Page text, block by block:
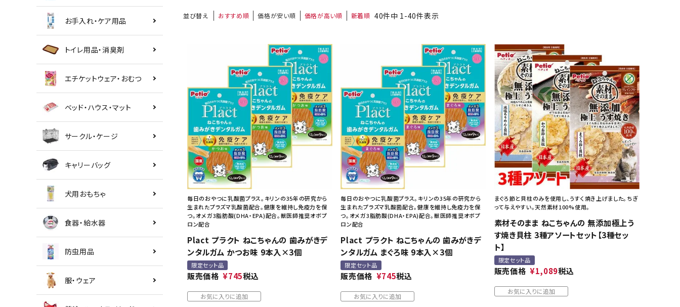
お手入れ・ケア用品
トイレ用品・消臭剤
エチケットウェア・おむつ
ベッド・ハウス・マット
サークル・ケージ
キャリーバッグ
犬用おもちゃ
食器・給水器
防虫用品
服・ウェア
並び替え おすすめ順 価格が安い順 価格が高い順 新着順 40件中 1-40件表示
毎日のおやつに乳酸菌プラス。キリンの35年の研究から
生まれたプラズマ乳酸菌配合。健康を維持し免疫力を保
つ。オメガ3脂肪酸(DHA・EPA)配合。獣医師推奨オボプ
ロン配合
Plact プラクト ねこちゃんの 歯みがきデ
ンタルガム かつお味 9本入×3個
限定セット品
販売価格 ¥745税込
お気に入りに追加
毎日のおやつに乳酸菌プラス。キリンの35年の研究から
生まれたプラズマ乳酸菌配合。健康を維持し免疫力を保
つ。オメガ3脂肪酸(DHA・EPA)配合。獣医師推奨オボプ
ロン配合
Plact プラクト ねこちゃんの 歯みがきデ
ンタルガム まぐろ味 9本入×3個
限定セット品
販売価格 ¥745税込
お気に入りに追加
まぐろ節と貝柱のみを使用し、うすく焼き上げました。ちぎ
って与えやすい。天然素材100%使用。
素材そのまま ねこちゃんの 無添加極上う
す焼き貝柱 3種アソートセット【3種セッ
ト】
限定セット品
販売価格 ¥1,089税込
お気に入りに追加